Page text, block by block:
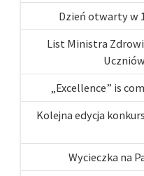
Dzień otwarty w
List Ministra
Uczniów
„Excellence” is
Kolejna edycja
Wycieczka na